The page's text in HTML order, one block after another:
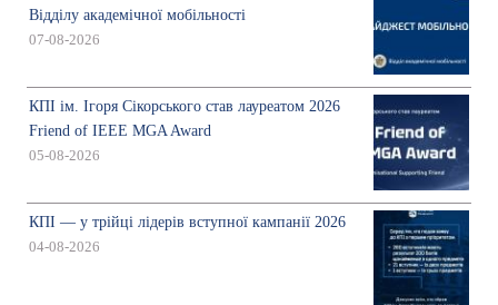
Відділу академічної мобільності
07-08-2026
КПІ ім. Ігоря Сікорського став лауреатом 2026
Friend of IEEE MGA Award
05-08-2026
КПІ — у трійці лідерів вступної кампанії 2026
04-08-2026